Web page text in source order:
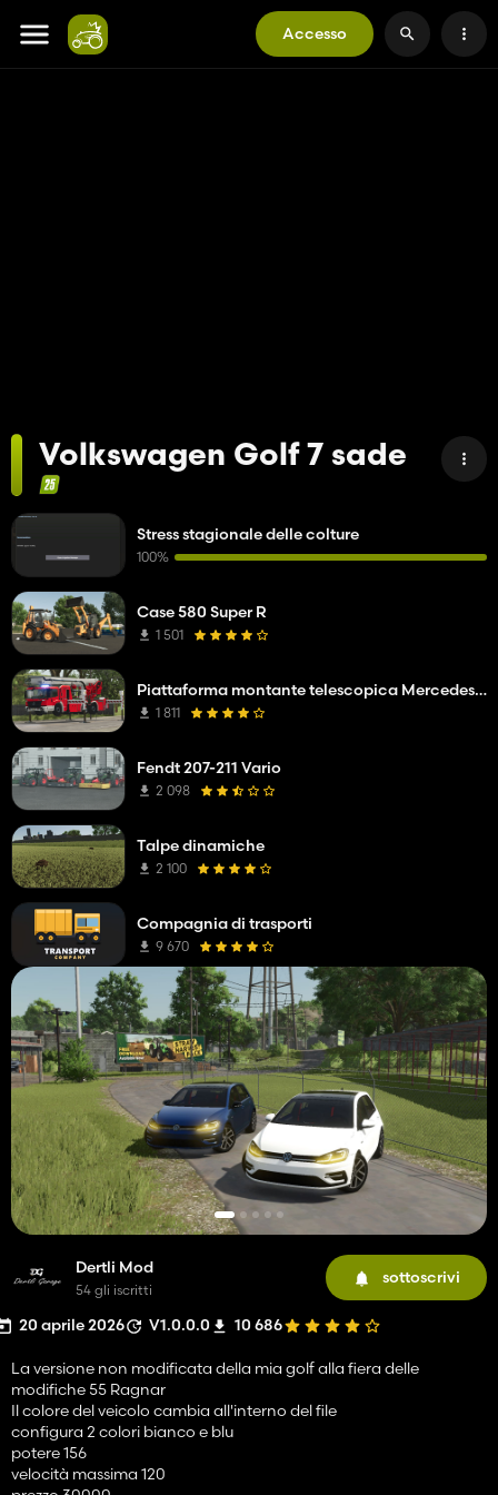
Accesso
Volkswagen Golf 7 sade
Dertli Mod
54 gli iscritti
sottoscrivi
20 aprile 2026 V1.0.0.0 10 686
La versione non modificata della mia golf alla fiera delle
modifiche 55 Ragnar
Il colore del veicolo cambia all'interno del file
configura 2 colori bianco e blu
potere 156
velocità massima 120
Stress stagionale delle colture
100%
Case 580 Super R
1 501
Piattaforma montante telescopica Mercedes Benz Econic WISS
1 811
Fendt 207-211 Vario
2 098
Talpe dinamiche
2 100
Compagnia di trasporti
9 670